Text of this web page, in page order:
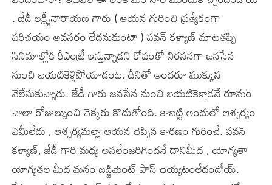
. జేడీ లక్ష్మీనారాయణ గారు ( ఆయన గురించి ప్రత్యేకంగా
పరిచయం అవసరం లేదనుకుంటా ) పవన్ కళ్యాణ్ మాటతప్పి
సినిమాల్లోకి రీఎంట్రీ ఇస్తున్నాడని కోపంతో నిరసనగా జనసేన
నుంచి బయటికెళ్లిపోయాడంట. దీనితో అందరూ ముక్కున
వేలేసుకున్నారు. జేడీ గారు జనసేన నుంచి బయటికెళ్తాడనే రూమర్
చాలా రోజుల్నుంచి చెక్కరు కొడుతోంది. కాబట్టి అందులో ఆశ్చర్యం
ఏమీలేదు , ఆశ్చర్యమల్లా ఆయన చెప్పిన కారణం గురించే. పవన్
కళ్యాణ్, జేడీ గారి మధ్య అసలేంజరిగిందనే దానిమీద , యోగ్యతా
యోగ్యతల మీద మనం జడ్జిమెంట్ పాస్ చెయ్యటంలేదండోయ్.